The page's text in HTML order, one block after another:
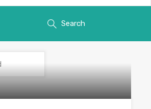
Search